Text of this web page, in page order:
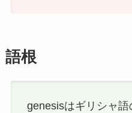
語根
genesisはギリシャ